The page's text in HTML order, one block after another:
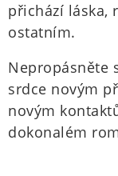
přichází láska,
ostatním.
Nepropásněte
srdce novým
novým
dokonalém